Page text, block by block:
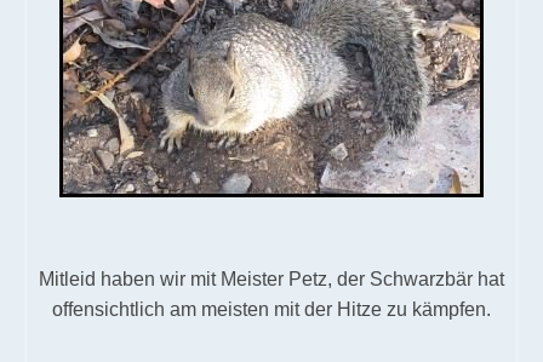
Mitleid haben wir mit Meister Petz, der Schwarzbär hat
offensichtlich am meisten mit der Hitze zu kämpfen.